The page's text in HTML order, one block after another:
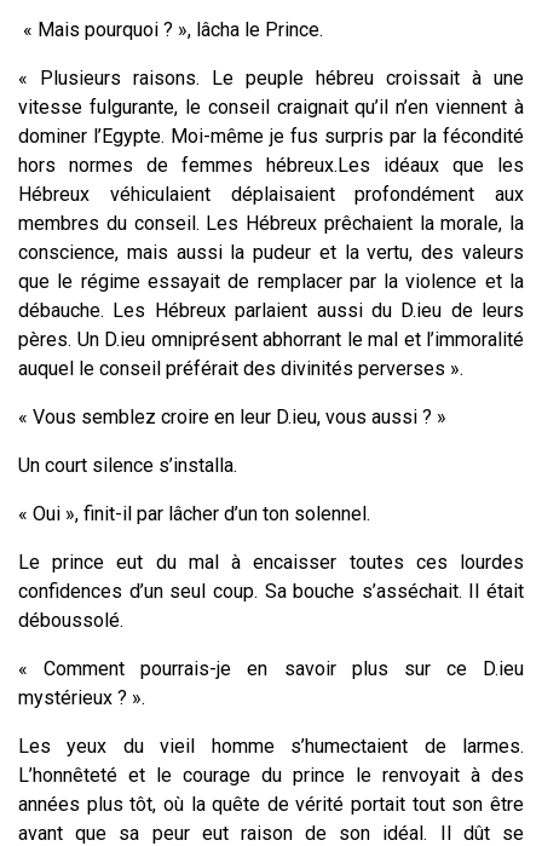
« Mais pourquoi ? », lâcha le Prince.
« Plusieurs raisons. Le peuple hébreu croissait à une
vitesse fulgurante, le conseil craignait qu’il n’en viennent à
dominer l’Egypte. Moi-même je fus surpris par la fécondité
hors normes de femmes hébreux.Les idéaux que les
Hébreux véhiculaient déplaisaient profondément aux
membres du conseil. Les Hébreux prêchaient la morale, la
conscience, mais aussi la pudeur et la vertu, des valeurs
que le régime essayait de remplacer par la violence et la
débauche. Les Hébreux parlaient aussi du D.ieu de leurs
pères. Un D.ieu omniprésent abhorrant le mal et l’immoralité
auquel le conseil préférait des divinités perverses ».
« Vous semblez croire en leur D.ieu, vous aussi ? »
Un court silence s’installa.
« Oui », finit-il par lâcher d’un ton solennel.
Le prince eut du mal à encaisser toutes ces lourdes
confidences d’un seul coup. Sa bouche s’asséchait. Il était
déboussolé.
« Comment pourrais-je en savoir plus sur ce D.ieu
mystérieux ? ».
Les yeux du vieil homme s’humectaient de larmes.
L’honnêteté et le courage du prince le renvoyait à des
années plus tôt, où la quête de vérité portait tout son être
avant que sa peur eut raison de son idéal. Il dût se